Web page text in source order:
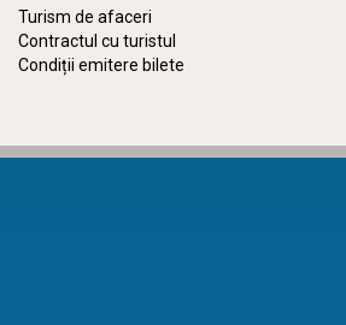
Turism de afaceri
Contractul cu turistul
Condiții emitere bilete